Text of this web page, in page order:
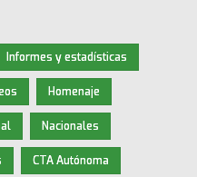
Informes y estadísticas
Homenaje
Nacionales
CTA Autónoma